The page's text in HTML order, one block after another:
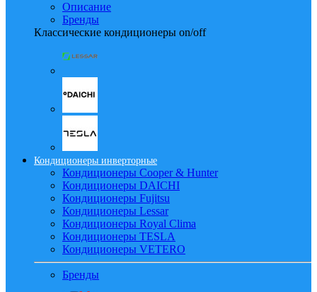
Описание
Бренды
Классические кондиционеры on/off
Кондиционеры инверторные
Кондиционеры Cooper & Hunter
Кондиционеры DAICHI
Кондиционеры Fujitsu
Кондиционеры Lessar
Кондиционеры Royal Clima
Кондиционеры TESLA
Кондиционеры VETERO
Бренды